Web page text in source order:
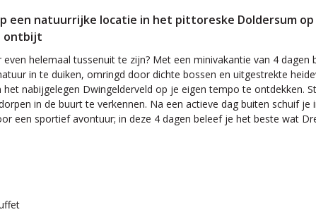
op een natuurrijke locatie in het pittoreske Doldersum
ontbijt
helemaal tussenuit te zijn? Met een minivakantie van 4
in te duiken, omringd door dichte bossen en uitgestrekte
het nabijgelegen Dwingelderveld op je eigen tempo te
in de buurt te verkennen. Na een actieve dag buiten schuif
een sportief avontuur; in deze 4 dagen beleef je het beste wat